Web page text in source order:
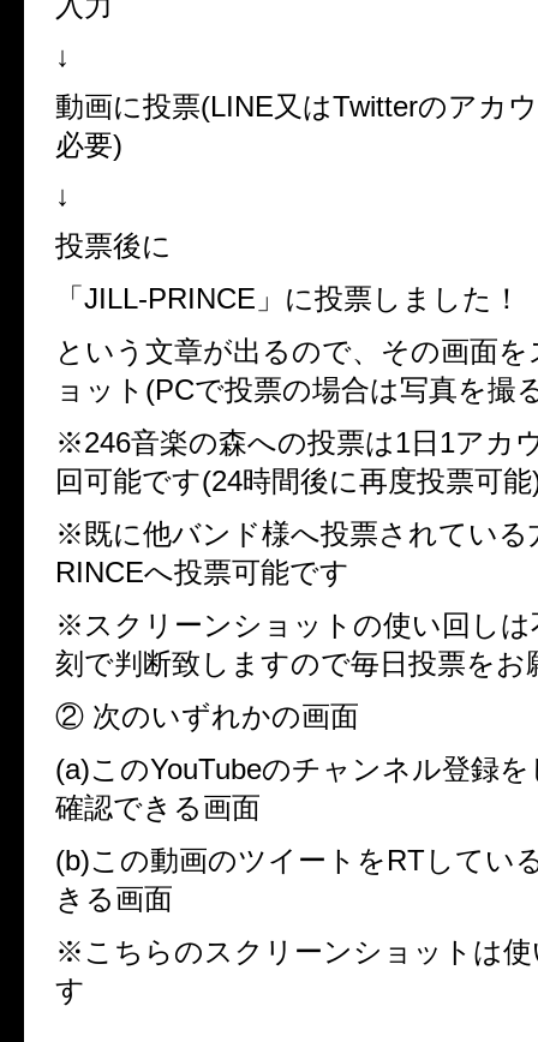
↓
動画に投票(LINE又はTwitterのアカ
必要)
↓
投票後に
「JILL-PRINCE」に投票しました！
という文章が出るので、その画面
ョット(PCで投票の場合は写真を撮
※246音楽の森への投票は1日1アカ
回可能です(24時間後に再度投票可能
※既に他バンド様へ投票されている
RINCEへ投票可能です
※スクリーンショットの使い回しは
刻で判断致しますので毎日投票をお
② 次のいずれかの画面
(a)このYouTubeのチャンネル登録
確認できる画面
(b)この動画のツイートをRTしてい
きる画面
※こちらのスクリーンショットは使
す